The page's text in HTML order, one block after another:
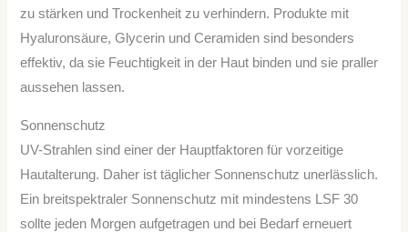
zu stärken und Trockenheit zu verhindern. Produkte mit
Hyaluronsäure, Glycerin und Ceramiden sind besonders
effektiv, da sie Feuchtigkeit in der Haut binden und sie praller
aussehen lassen.
Sonnenschutz
UV-Strahlen sind einer der Hauptfaktoren für vorzeitige
Hautalterung. Daher ist täglicher Sonnenschutz unerlässlich.
Ein breitspektraler Sonnenschutz mit mindestens LSF 30
sollte jeden Morgen aufgetragen und bei Bedarf erneuert